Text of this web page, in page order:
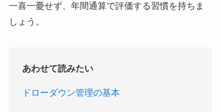
一喜一憂せず、年間通算で評価する習慣を持ちま
しょう。
あわせて読みたい
ドローダウン管理の基本